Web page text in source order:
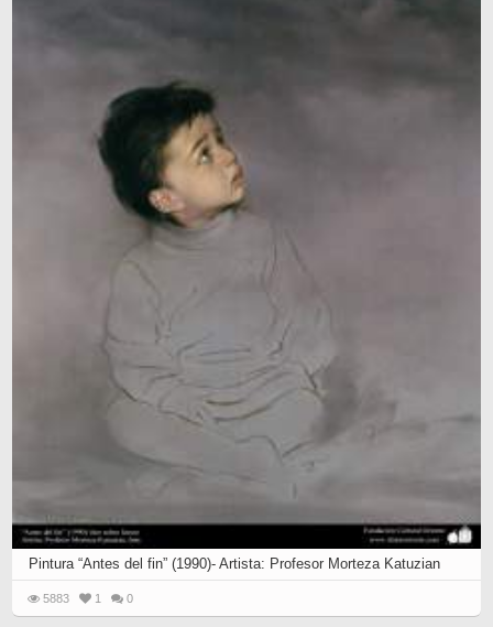
Pintura “Antes del fin” (1990)- Artista: Profesor Morteza Katuzian
5883 1 0